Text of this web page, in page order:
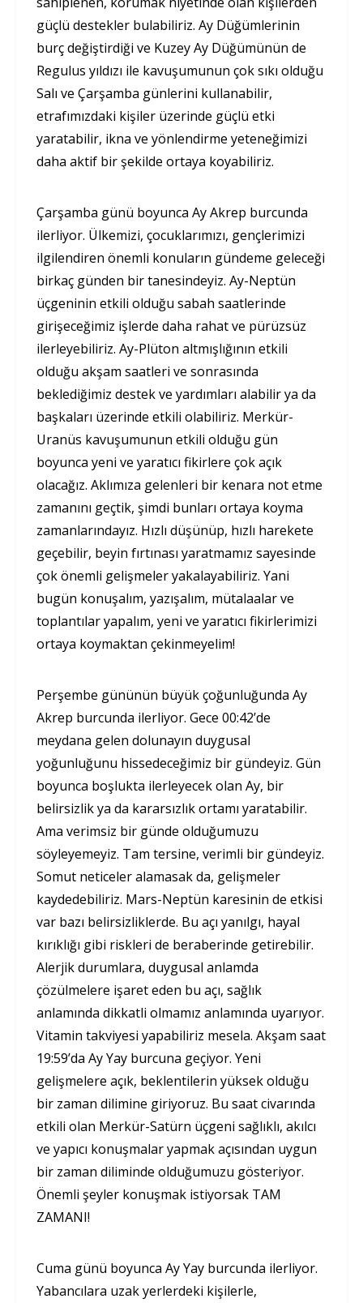
güçlü destekler bulabiliriz. Ay Düğümlerinin
burç değiştirdiği ve Kuzey Ay Düğümünün de
Regulus yıldızı ile kavuşumunun çok sıkı olduğu
Salı ve Çarşamba günlerini kullanabilir,
etrafımızdaki kişiler üzerinde güçlü etki
yaratabilir, ikna ve yönlendirme yeteneğimizi
daha aktif bir şekilde ortaya koyabiliriz.
Çarşamba günü boyunca Ay Akrep burcunda
ilerliyor. Ülkemizi, çocuklarımızı, gençlerimizi
ilgilendiren önemli konuların gündeme geleceği
birkaç günden bir tanesindeyiz. Ay-Neptün
üçgeninin etkili olduğu sabah saatlerinde
girişeceğimiz işlerde daha rahat ve pürüzsüz
ilerleyebiliriz. Ay-Plüton altmışlığının etkili
olduğu akşam saatleri ve sonrasında
beklediğimiz destek ve yardımları alabilir ya da
başkaları üzerinde etkili olabiliriz. Merkür-
Uranüs kavuşumunun etkili olduğu gün
boyunca yeni ve yaratıcı fikirlere çok açık
olacağız. Aklımıza gelenleri bir kenara not etme
zamanını geçtik, şimdi bunları ortaya koyma
zamanlarındayız. Hızlı düşünüp, hızlı harekete
geçebilir, beyin fırtınası yaratmamız sayesinde
çok önemli gelişmeler yakalayabiliriz. Yani
bugün konuşalım, yazışalım, mütalaalar ve
toplantılar yapalım, yeni ve yaratıcı fikirlerimizi
ortaya koymaktan çekinmeyelim!
Perşembe gününün büyük çoğunluğunda Ay
Akrep burcunda ilerliyor. Gece 00:42’de
meydana gelen dolunayın duygusal
yoğunluğunu hissedeceğimiz bir gündeyiz. Gün
boyunca boşlukta ilerleyecek olan Ay, bir
belirsizlik ya da kararsızlık ortamı yaratabilir.
Ama verimsiz bir günde olduğumuzu
söyleyemeyiz. Tam tersine, verimli bir gündeyiz.
Somut neticeler alamasak da, gelişmeler
kaydedebiliriz. Mars-Neptün karesinin de etkisi
var bazı belirsizliklerde. Bu açı yanılgı, hayal
kırıklığı gibi riskleri de beraberinde getirebilir.
Alerjik durumlara, duygusal anlamda
çözülmelere işaret eden bu açı, sağlık
anlamında dikkatli olmamız anlamında uyarıyor.
Vitamin takviyesi yapabiliriz mesela. Akşam saat
19:59’da Ay Yay burcuna geçiyor. Yeni
gelişmelere açık, beklentilerin yüksek olduğu
bir zaman dilimine giriyoruz. Bu saat civarında
etkili olan Merkür-Satürn üçgeni sağlıklı, akılcı
ve yapıcı konuşmalar yapmak açısından uygun
bir zaman diliminde olduğumuzu gösteriyor.
Önemli şeyler konuşmak istiyorsak TAM
ZAMANI!
Cuma günü boyunca Ay Yay burcunda ilerliyor.
Yabancılara uzak yerlerdeki kişilerle,